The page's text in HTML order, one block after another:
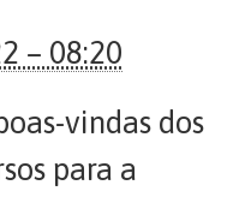
– 08:20
vindas dos
para a